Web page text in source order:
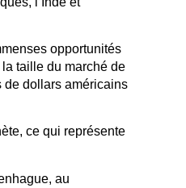
opportunités
taille du marché de
de dollars américains
ce qui représente
au